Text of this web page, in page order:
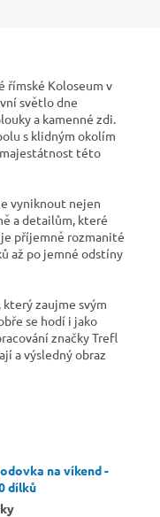
římské Koloseum v
světlo dne
a kamenné zdi.
s klidným okolím
této
vyniknout nejen
a detailům, které
příjemně rozmanité
až po jemné odstíny
zaujme svým
se hodí i jako
značky Trefl
a výsledný obraz
na víkend -
dílků